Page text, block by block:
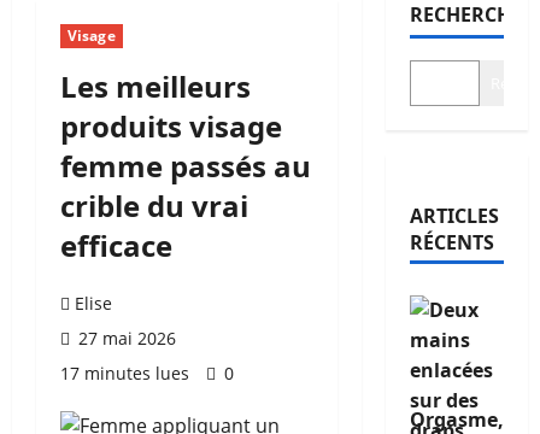
Visage
Les meilleurs
produits visage
femme passés au
crible du vrai
efficace
Elise
27 mai 2026
17 minutes lues
0
RECHERCHER
ARTICLES
RÉCENTS
Orgasme,